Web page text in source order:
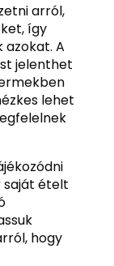
arról,
így
A
jelenthet
lehet
saját ételt
hogy